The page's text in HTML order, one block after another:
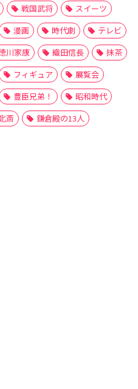
戦国武将
スイーツ
漫画 時代劇
テレビ
川家康 織田信長
抹茶
フィギュア
展覧会
豊臣兄弟！
昭和時代
斎 鎌倉殿の13人